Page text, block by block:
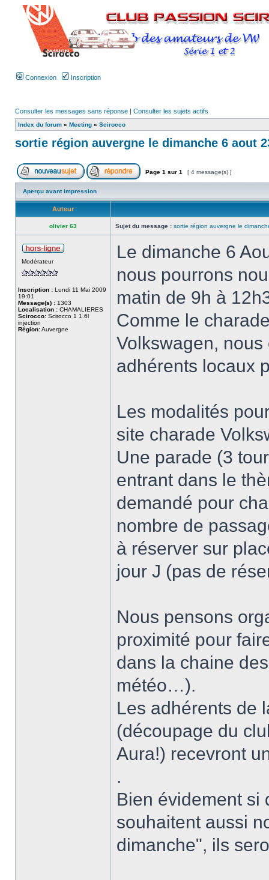
Connexion Inscription
Consulter les messages sans réponse | Consulter les sujets actifs
Index du forum » Meeting » Scirocco
sortie région auvergne le dimanche 6 aout
Page 1 sur 1 [ 4 message(s) ]
Aperçu avant impression
Auteur
olivier 63 Sujet du message : sortie région auvergne le
Modérateur
Inscription : Lundi 11 Mai 2009
19:01
Message(s) : 1303
Localisation : CHAMALIERES
Scirocco: Scirocco 1 1.6l
injection
Région:Auvergne
Le dimanche 6
nous pourrons
matin de 9h à
Comme le
Volkswagen,
adhérents locaux
Les modalités
site charade
Une parade (3
entrant dans le
demandé pour
nombre de
à réserver sur
jour J (pas de
Nous pensons
proximité pour
dans la chaine
météo…).
Les adhérents de
(découpage du
Aura!) recevront
.
Bien évidement si
souhaitent aussi
dimanche", ils